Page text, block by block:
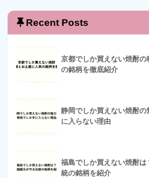
Recent Posts
京都でしか買えない焼酎
の銘柄を徹底紹介
静岡でしか買えない焼酎
に入らない理由
福島でしか買えない焼酎
統の銘柄を紹介